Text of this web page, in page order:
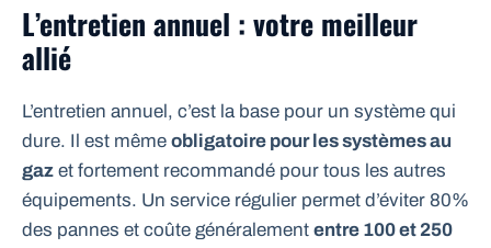
L’entretien annuel : votre meilleur
allié
L’entretien annuel, c’est la base pour un système qui
dure. Il est même obligatoire pour les systèmes au
gaz et fortement recommandé pour tous les autres
équipements. Un service régulier permet d’éviter 80%
des pannes et coûte généralement entre 100 et 250